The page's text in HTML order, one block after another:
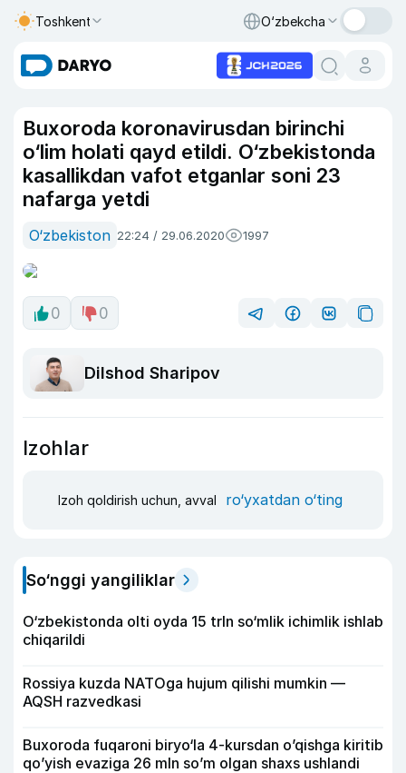
Toshkent O‘zbekcha
Buxoroda koronavirusdan birinchi
o‘lim holati qayd etildi. O‘zbekistonda
kasallikdan vafot etganlar soni 23
nafarga yetdi
O‘zbekiston 22:24 / 29.06.2020 1997
0 0
Dilshod Sharipov
Izohlar
Izoh qoldirish uchun, avval ro‘yxatdan o‘ting
So‘nggi yangiliklar
O‘zbekistonda olti oyda 15 trln so‘mlik ichimlik ishlab
chiqarildi
Rossiya kuzda NATOga hujum qilishi mumkin —
AQSH razvedkasi
Buxoroda fuqaroni biryo‘la 4-kursdan o’qishga kiritib
qo’yish evaziga 26 mln so’m olgan shaxs ushlandi